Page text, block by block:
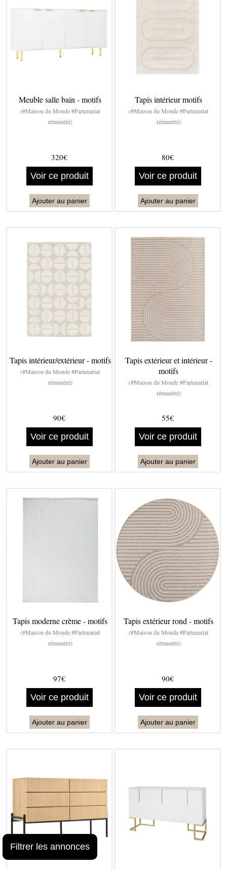
Meuble salle bain - motifs
(#Maison du Monde #Partenariat
rémunéré)
320€
Voir ce produit
Ajouter au panier
Tapis intérieur motifs
(#Maison du Monde #Partenariat
rémunéré)
80€
Voir ce produit
Ajouter au panier
Tapis intérieur/extérieur - motifs
(#Maison du Monde #Partenariat
rémunéré)
90€
Voir ce produit
Ajouter au panier
Tapis extérieur et intérieur -
motifs
(#Maison du Monde #Partenariat
rémunéré)
55€
Voir ce produit
Ajouter au panier
Tapis moderne crème - motifs
(#Maison du Monde #Partenariat
rémunéré)
97€
Voir ce produit
Ajouter au panier
Tapis extérieur rond - motifs
(#Maison du Monde #Partenariat
rémunéré)
90€
Voir ce produit
Ajouter au panier
Filtrer les annonces